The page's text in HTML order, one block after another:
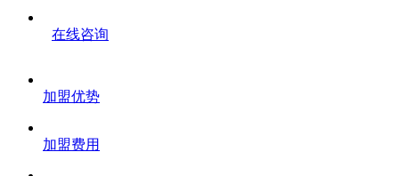
在线咨询
加盟优势
加盟费用